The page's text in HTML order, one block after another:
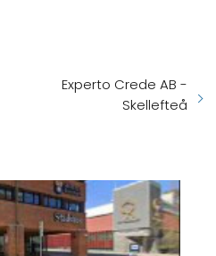
Experto Crede AB -
Skellefteå